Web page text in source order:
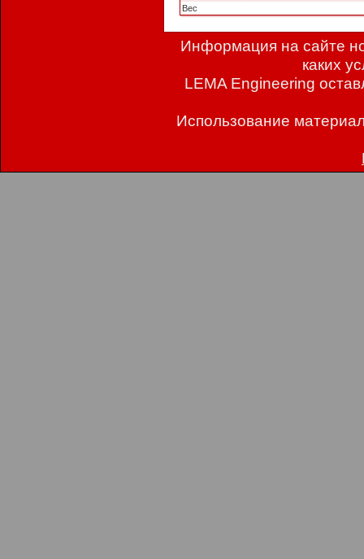
Вес
Информация на сайте
каких
LEMA Engineering
Использование